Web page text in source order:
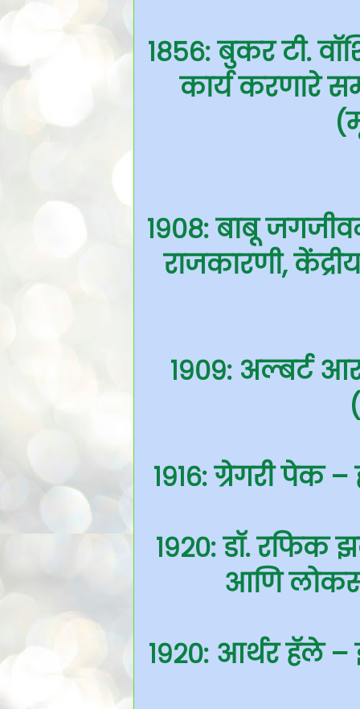
१८५६: बुकर टी.
कार्य करणारे
१९०८: बाबू
राजकारणी,
१९०९: अल्बर्ट
१९१६: ग्रेगरी पेक
१९२०: डॉ. रफिक
आणि
१९२०: आर्थर हॅले –